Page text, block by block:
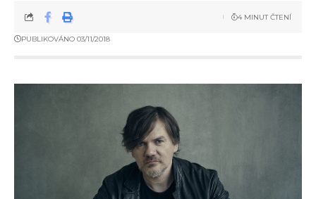
PUBLIKOVÁNO 03/11/2018
4 MINUT ČTENÍ